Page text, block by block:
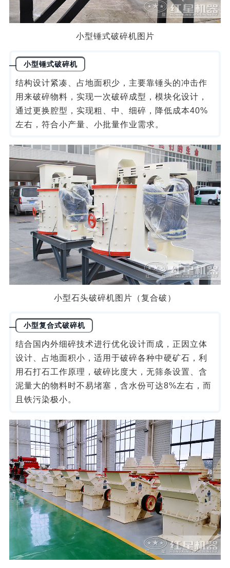
小型锤式破碎机图片
小型锤式破碎机
结构设计紧凑、占地面积少，主要靠锤头的冲击作
用来破碎物料，实现一次破碎成型，模块化设计，
通过更换腔型，实现粗、中、细碎，降低成本40%
左右，符合小产量、小批量作业需求。
小型石头破碎机图片（复合破）
小型复合式破碎机
结合国内外细碎技术进行优化设计而成，正因立体
设计、占地面积小，适用于破碎各种中硬矿石，利
用石打石工作原理，破碎比度大，无筛条设置、含
泥量大的物料时不易堵塞，含水份可达8%左右，而
且铁污染极小。